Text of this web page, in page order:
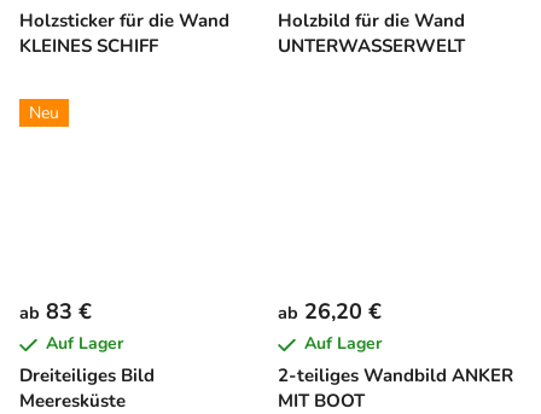
Holzsticker für die Wand
KLEINES SCHIFF
Holzbild für die Wand
UNTERWASSERWELT
Neu
Dreiteiliges Bild
Meeresküste
ab 83 €
Auf Lager
2-teiliges Wandbild ANKER
MIT BOOT
ab 26,20 €
Auf Lager